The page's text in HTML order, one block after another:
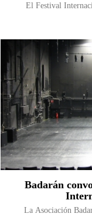
El Festival
Badarán
La Asociación